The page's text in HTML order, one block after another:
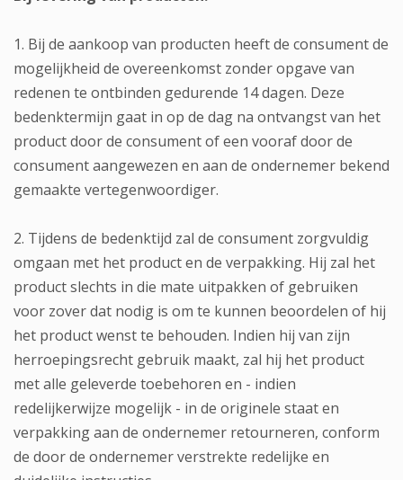
1. Bij de aankoop van producten heeft de consument de
mogelijkheid de overeenkomst zonder opgave van
redenen te ontbinden gedurende 14 dagen. Deze
bedenktermijn gaat in op de dag na ontvangst van het
product door de consument of een vooraf door de
consument aangewezen en aan de ondernemer bekend
gemaakte vertegenwoordiger.
2. Tijdens de bedenktijd zal de consument zorgvuldig
omgaan met het product en de verpakking. Hij zal het
product slechts in die mate uitpakken of gebruiken
voor zover dat nodig is om te kunnen beoordelen of hij
het product wenst te behouden. Indien hij van zijn
herroepingsrecht gebruik maakt, zal hij het product
met alle geleverde toebehoren en - indien
redelijkerwijze mogelijk - in de originele staat en
verpakking aan de ondernemer retourneren, conform
de door de ondernemer verstrekte redelijke en